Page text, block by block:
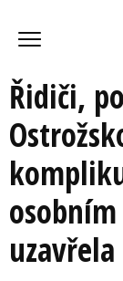
Řidiči,